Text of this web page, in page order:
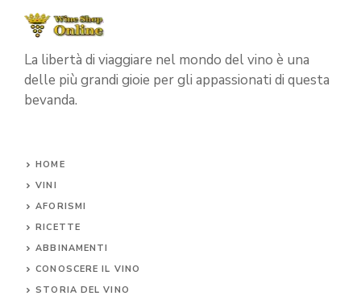
La libertà di viaggiare nel mondo del vino è una
delle più grandi gioie per gli appassionati di questa
bevanda.
HOME
VINI
AFORISMI
RICETTE
ABBINAMENTI
CONOSCERE IL VINO
STORIA DEL VINO